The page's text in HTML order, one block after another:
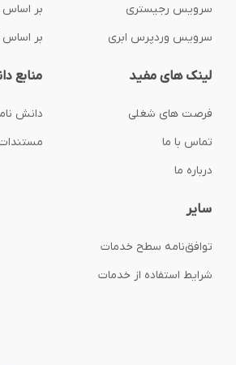
سرویس رجیستری
سرویس وردپرس ابری
بر
بر اساس B2B
لینک های مفید
فرصت های شغلی
تماس با ما
درباره ما
منابع
دانش
سایر
توافق‌نامه‌ سطح خدمات
شرایط استفاده از خدمات